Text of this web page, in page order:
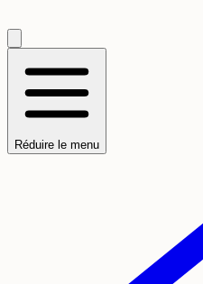
Réduire le menu